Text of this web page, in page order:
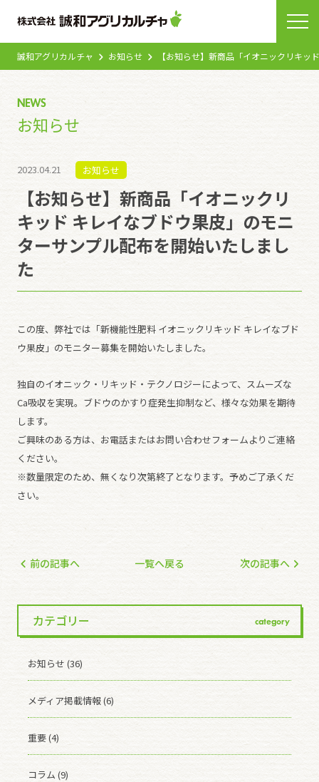
誠和アグリカルチャ お知らせ 【お知らせ】新商品「イオニックリキ
NEWS
お知らせ
2023.04.21 お知らせ
【お知らせ】新商品「イオニックリ
キッド キレイなブドウ果皮」のモニ
ターサンプル配布を開始いたしまし
た
この度、弊社では「新機能性肥料 イオニックリキッド キレイなブド
ウ果皮」のモニター募集を開始いたしました。
独自のイオニック・リキッド・テクノロジーによって、スムーズな
Ca吸収を実現。ブドウのかすり症発生抑制など、様々な効果を期待
します。
ご興味のある方は、お電話またはお問い合わせフォームよりご連絡
ください。
※数量限定のため、無くなり次第終了となります。予めご了承くだ
さい。
前の記事へ 一覧へ戻る 次の記事へ
カテゴリー category
お知らせ (36)
メディア掲載情報 (6)
重要 (4)
コラム (9)